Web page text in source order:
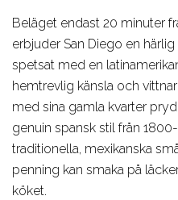
Beläget endast 20 minuter
erbjuder San Diego en
spetsat med en
hemtrevlig känsla och
med sina gamla kvarter
genuin spansk stil från
traditionella, mexikanska
penning kan smaka på
köket.